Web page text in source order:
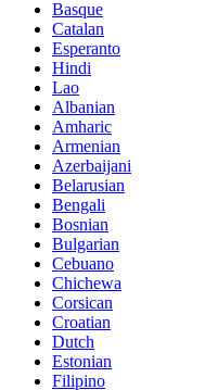
Basque
Catalan
Esperanto
Hindi
Lao
Albanian
Amharic
Armenian
Azerbaijani
Belarusian
Bengali
Bosnian
Bulgarian
Cebuano
Chichewa
Corsican
Croatian
Dutch
Estonian
Filipino